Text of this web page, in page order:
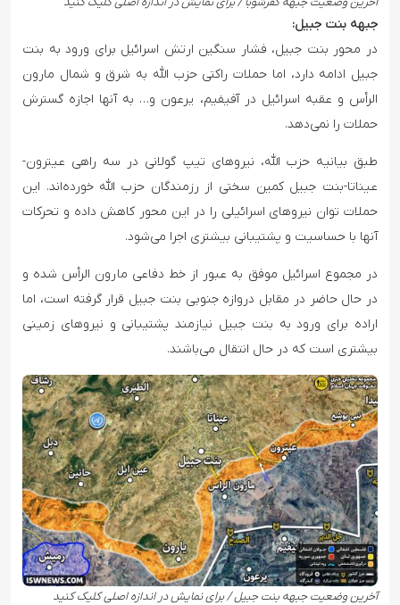
جبهه بنت جبیل:
در محور بنت جبیل، فشار سنگین ارتش اسرائیل برای ورود به بنت
جبیل ادامه دارد، اما حملات راکتی حزب الله به شرق و شمال مارون
الرأس و عقبه اسرائیل در آفیفیم، یرعون و… به آنها اجازه گسترش
حملات را نمی‌دهد.
طبق بیانیه حزب الله، نیروهای تیپ گولانی در سه راهی عیترون-
عیناتا-بنت جبیل کمین سختی از رزمندگان حزب الله خورده‌اند. این
حملات توان نیروهای اسرائیلی را در این محور کاهش داده و تحرکات
آنها با حساسیت و پشتیبانی بیشتری اجرا می‌شود.
در مجموع اسرائیل موفق به عبور از خط دفاعی مارون الرأس شده و
در حال حاضر در مقابل دروازه جنوبی بنت جبیل قرار گرفته است، اما
اراده برای ورود به بنت جبیل نیازمند پشتیبانی و نیروهای زمینی
بیشتری است که در حال انتقال می‌باشند.
آخرین وضعیت جبهه بنت جبیل / برای نمایش در اندازه اصلی کلیک کنید